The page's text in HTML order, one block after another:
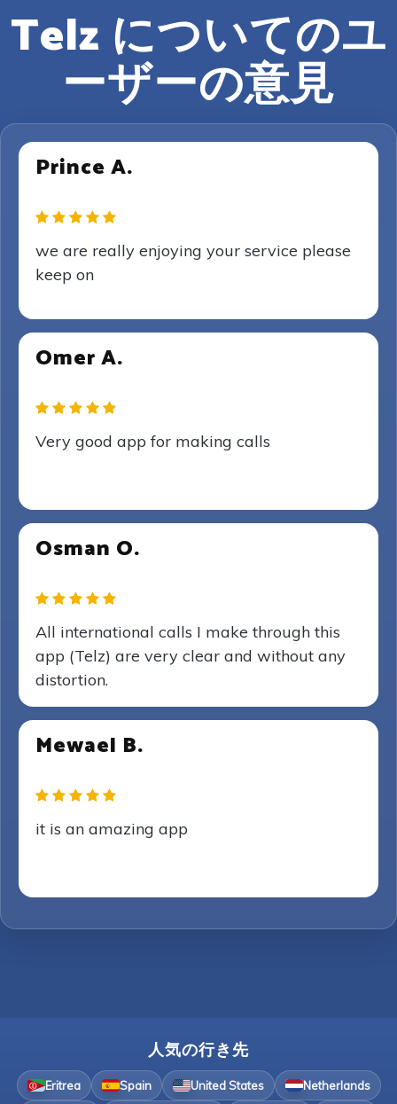
Telz についてのユ
ーザーの意見
Prince A.
we are really enjoying your service please
keep on
Omer A.
Very good app for making calls
Osman O.
All international calls I make through this
app (Telz) are very clear and without any
distortion.
Mewael B.
it is an amazing app
人気の行き先
Eritrea Spain United States Netherlands